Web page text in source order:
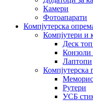
Камери
Фотоапарати
Компјутерска
Компјутери и
Деск
Конзоли
Лаптопи
Компјутерска
Рутери
УСБ